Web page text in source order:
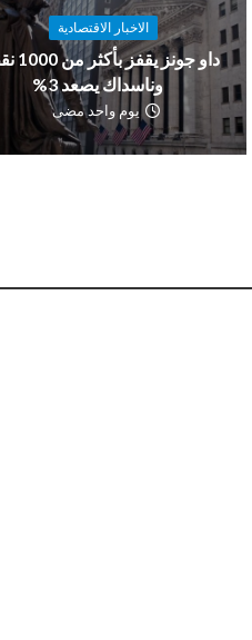
الاخبار الاقتصادية
داو جونز
وناسداك يصعد 3%
يوم واحد مضى